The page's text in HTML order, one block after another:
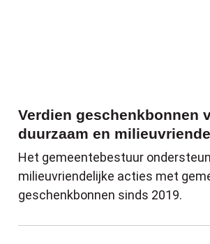
Verdien geschenkbonnen
duurzaam en
Het gemeentebestuur
milieuvriendelijke acties met
geschenkbonnen sinds 2019.